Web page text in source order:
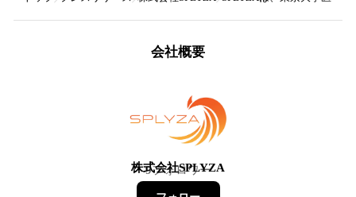
会社概要
株式会社SPLYZA
9フォロワー